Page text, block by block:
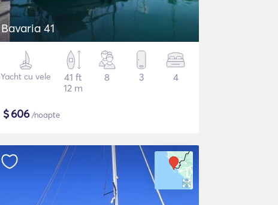
Bavaria 41
Yacht cu vele
41 ft
12 m
8 3 4
$606/noapte